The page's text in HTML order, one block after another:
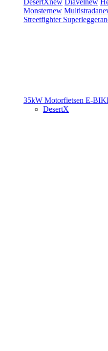
Monsternew Multistrada
Streetfighter Superleggera
35kW Motorfietsen E-
DesertX